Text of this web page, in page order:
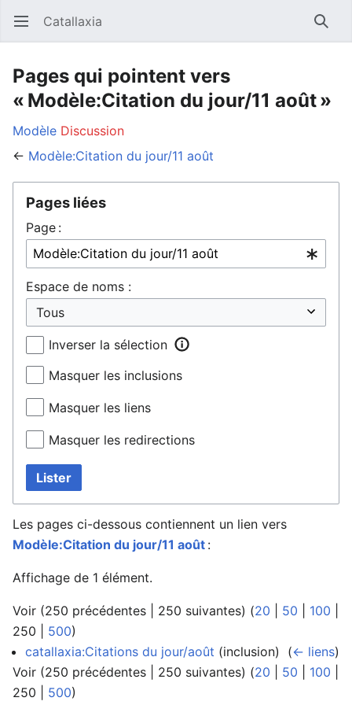
Ouvrir le menu principal Catallaxia
Pages qui pointent vers
« Modèle:Citation du jour/11 août »
Modèle Discussion
← Modèle:Citation du jour/11 août
Pages liées
Page :
Espace de noms :
Inverser la sélection
Masquer les inclusions
Masquer les liens
Masquer les redirections
Lister
Les pages ci-dessous contiennent un lien vers
Modèle:Citation du jour/11 août :
Affichage de 1 élément.
Voir (250 précédentes 250 suivantes) (20 50 100
250
500)
catallaxia:Citations du jour/août (inclusion) ‎ (← liens)
Voir (250 précédentes 250 suivantes) (20 50 100
250
500)